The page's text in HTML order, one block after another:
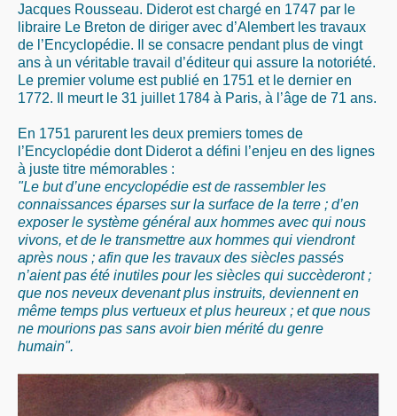
Jacques Rousseau. Diderot est chargé en 1747 par le
libraire Le Breton de diriger avec d’Alembert les travaux
de l’Encyclopédie. Il se consacre pendant plus de vingt
ans à un véritable travail d’éditeur qui assure la notoriété.
Le premier volume est publié en 1751 et le dernier en
1772. Il meurt le 31 juillet 1784 à Paris, à l’âge de 71 ans.
En 1751 parurent les deux premiers tomes de
l’Encyclopédie dont Diderot a défini l’enjeu en des lignes
à juste titre mémorables :
"Le but d’une encyclopédie est de rassembler les
connaissances éparses sur la surface de la terre ; d’en
exposer le système général aux hommes avec qui nous
vivons, et de le transmettre aux hommes qui viendront
après nous ; afin que les travaux des siècles passés
n’aient pas été inutiles pour les siècles qui succèderont ;
que nos neveux devenant plus instruits, deviennent en
même temps plus vertueux et plus heureux ; et que nous
ne mourions pas sans avoir bien mérité du genre
humain".